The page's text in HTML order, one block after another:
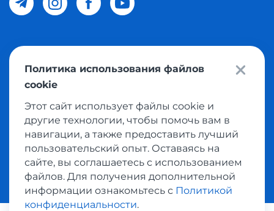
© 2026 Meest Shopping доставка покупок с интернет
магазинов мира в Узбекистан. Все права защищены
Политика конфиденциальности
Условия использования сервисом выкупа товаров
Политика использования файлов
cookie
Этот сайт использует файлы cookie и
другие технологии, чтобы помочь вам в
навигации, а также предоставить лучший
пользовательский опыт. Оставаясь на
сайте, вы соглашаетесь с использованием
файлов. Для получения дополнительной
информации ознакомьтесь с Политикой
конфиденциальности.